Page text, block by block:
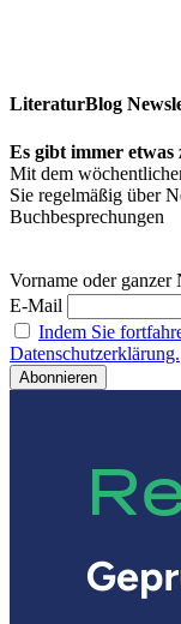
LiteraturBlog
Es gibt immer etwas
Mit dem
Sie regelmäßig über
Buchbesprechungen
Vorname oder ganzer
E-Mail
Indem Sie
Datenschutzerklärung.